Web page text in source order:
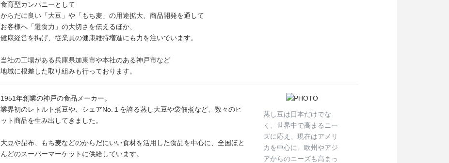
食育型カンパニーとして
からだに良い「大豆」や「もち麦」の用途拡大、商品開発を通して
お客様へ「選食力」の大切さを伝えるほか、
健康経営を掲げ、従業員の健康維持増進にも力を注いでいます。
当社の工場がある兵庫県加東市や本社のある神戸市など
地域に根差した取り組みも行っております。
1951年創業の神戸の食品メーカー。
業界初のレトルト煮豆や、シェアNo.１を誇る蒸し大豆や袋佃煮など、数々のヒ
ット商品を生み出してきました。
大豆や昆布、もち麦などのからだにいい食材を活用した食品を中心に、全国ほと
んどのスーパーマーケットに供給しています。
蒸し豆は日本だけでな
く、世界中で高まるニー
ズに応え、現在はアメリ
カを中心に、欧州やアジ
アからのニーズも高まっ